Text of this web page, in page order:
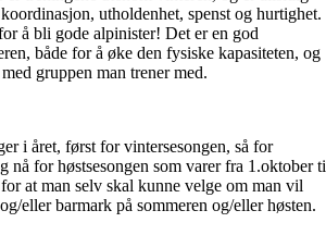
utholdenhet, spenst og hurtighet.
å bli gode alpinister! Det er en god
både for å øke den fysiske kapasiteten, og
gruppen man trener med.
i året, først for vintersesongen, så for
nå for høstsesongen som varer fra 1.oktober
at man selv skal kunne velge om man vil
eller barmark på sommeren og/eller høsten.